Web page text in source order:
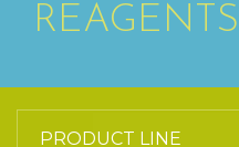
REAGENTS